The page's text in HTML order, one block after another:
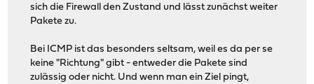
sich die Firewall den Zustand und lässt zunächst weiter
Pakete zu.
Bei ICMP ist das besonders seltsam, weil es da per se
keine "Richtung" gibt - entweder die Pakete sind
zulässig oder nicht. Und wenn man ein Ziel pingt,